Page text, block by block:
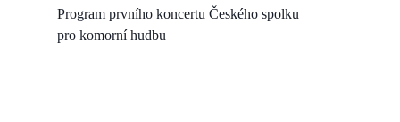
Program prvního koncertu Českého spolku
pro komorní hudbu